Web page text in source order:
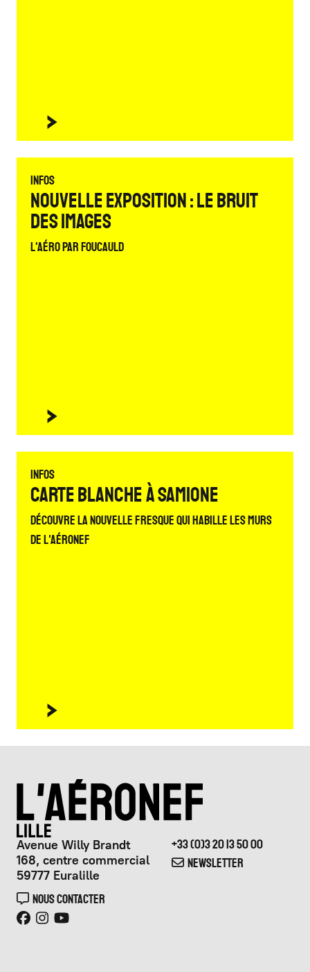
Infos
Nouvelle exposition : Le bruit
des images
L'Aéro par Foucauld
Infos
Carte blanche à Samione
Découvre la nouvelle fresque qui habille les murs
de L'Aéronef
Avenue Willy Brandt
168, centre commercial
59777 Euralille
NOUS CONTACTER
+33 (0)3 20 13 50 00
NEWSLETTER